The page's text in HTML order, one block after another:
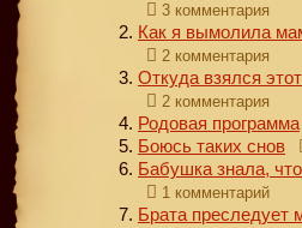
3 комментария
Как я вымолила
2 комментария
Откуда взялся
2 комментария
Родовая программа
Боюсь таких снов
Бабушка знала,
1 комментарий
Брата преследует